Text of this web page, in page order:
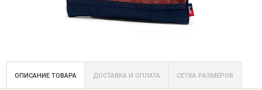
ОПИСАНИЕ ТОВАРА ДОСТАВКА И ОПЛАТА СЕТКА РАЗМЕРОВ